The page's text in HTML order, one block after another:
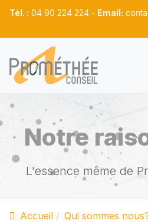
Tél. : 04 90 224 224 - Email:
Notre
L'essence même de
Accueil Qui sommes